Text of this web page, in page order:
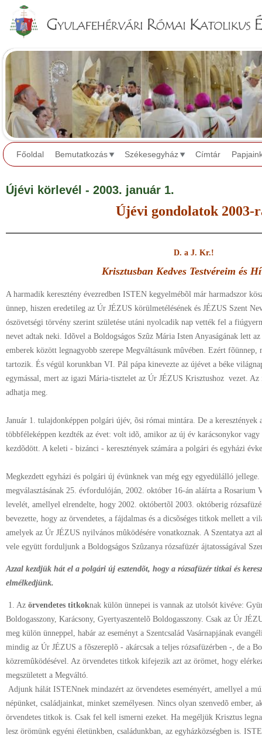
Főoldal Bemutatkozás Székesegyház Címtár
Újévi körlevél - 2003. január 1.
Újévi gondolatok 2003-
D. a J. Kr.!
Krisztusban Kedves Testvéreim és
A harmadik keresztény évezredben ISTEN kegyelmébõl már harmadszor
ünnep, hiszen eredetileg az Úr JÉZUS körülmetélésének és JÉZUS Szent
ószövetségi törvény szerint születése utáni nyolcadik nap vették fel a
nevet adtak neki. Idõvel a Boldogságos Szûz Mária Isten Anyaságának lett
emberek között legnagyobb szerepe Megváltásunk mûvében. Ezért fõünnep,
tartozik. És végül korunkban VI. Pál pápa kinevezte az újévet a béke
egymással, mert az igazi Mária-tisztelet az Úr JÉZUS Krisztushoz vezet.
adhatja meg.
Január 1. tulajdonképpen polgári újév, õsi római mintára. De a keresztények
többféleképpen kezdték az évet: volt idõ, amikor az új év karácsonykor
kezdõdött. A keleti - bizánci - keresztények számára a polgári és egyházi
Megkezdett egyházi és polgári új évünknek van még egy egyedülálló
megválasztásának 25. évfordulóján, 2002. október 16-án aláírta a Rosarium
levelét, amellyel elrendelte, hogy 2002. októbertõl 2003. októberig
bevezette, hogy az örvendetes, a fájdalmas és a dicsõséges titkok mellett a
amelyek az Úr JÉZUS nyilvános mûködésére vonatkoznak. A Szentatya azt
vele együtt forduljunk a Boldogságos Szûzanya rózsafüzér ájtatosságával
Azzal kezdjük hát el a polgári új esztendõt, hogy a rózsafüzér titkai és
elmélkedjünk.
1. Az örvendetes titkoknak külön ünnepei is vannak az utolsót kivéve:
Boldogasszony, Karácsony, Gyertyaszentelõ Boldogasszony. Csak az Úr
meg külön ünneppel, habár az eseményt a Szentcsalád Vasárnapjának
mindig az Úr JÉZUS a fõszereplõ - akárcsak a teljes rózsafüzérben -, de a
közremûködésével. Az örvendetes titkok kifejezik azt az örömet, hogy
megszületett a Megváltó.
Adjunk hálát ISTENnek mindazért az örvendetes eseményért, amellyel a
népünket, családjainkat, minket személyesen. Nincs olyan szenvedõ ember,
örvendetes titkok is. Csak fel kell ismerni ezeket. Ha megéljük Krisztus
lesz örömünk egyéni életünkben, családunkban, az egyházközségben is.